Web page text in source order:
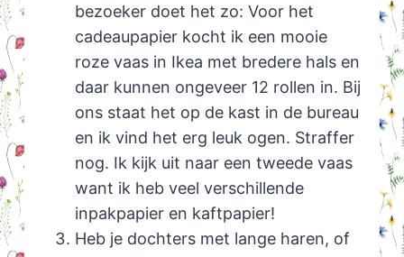
bezoeker doet het zo: Voor het
cadeaupapier kocht ik een mooie
roze vaas in Ikea met bredere hals en
daar kunnen ongeveer 12 rollen in. Bij
ons staat het op de kast in de bureau
en ik vind het erg leuk ogen. Straffer
nog. Ik kijk uit naar een tweede vaas
want ik heb veel verschillende
inpakpapier en kaftpapier!
Heb je dochters met lange haren, of